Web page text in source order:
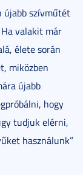
újabb szívműtét
valakit már
élete során
miközben
újabb
hogy
tudjuk elérni,
használunk”